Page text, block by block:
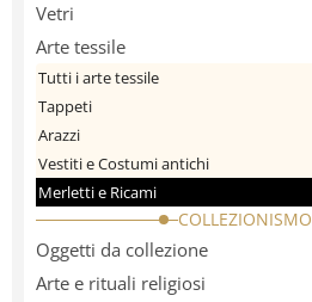
Vetri
Arte tessile
Tutti i arte tessile
Tappeti
Arazzi
Vestiti e Costumi antichi
Merletti e Ricami
COLLEZIONISMO
Oggetti da collezione
Arte e rituali religiosi